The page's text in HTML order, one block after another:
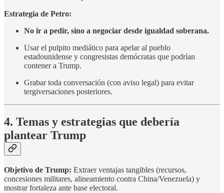
Estrategia de Petro:
No ir a pedir, sino a negociar desde igualdad soberana.
Usar el pulpito mediático para apelar al pueblo
estadounidense y congresistas demócratas que podrían
contener a Trump.
Grabar toda conversación (con aviso legal) para evitar
tergiversaciones posteriores.
4. Temas y estrategias que debería
plantear Trump
Objetivo de Trump: Extraer ventajas tangibles (recursos,
concesiones militares, alineamiento contra China/Venezuela) y
mostrar fortaleza ante base electoral.